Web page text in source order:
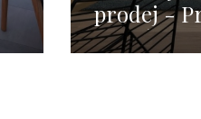
prodej -
Braník -